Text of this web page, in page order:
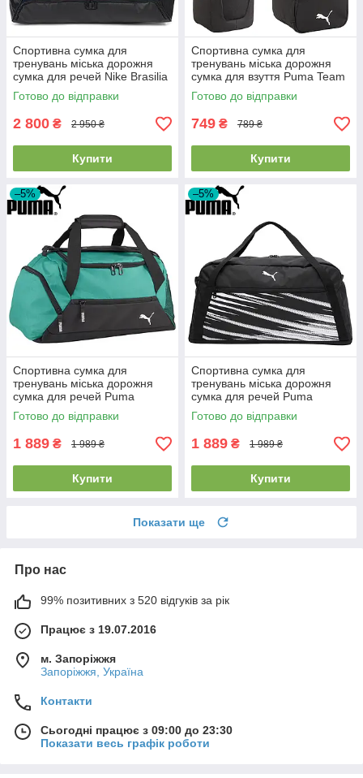
Спортивна сумка для
тренувань міська дорожня
сумка для речей Nike Brasilia
9.5 M Duffel 9.5 60L синя
Готово до відправки
2 800 ₴ 2 950 ₴
Купити
Спортивна сумка для
тренувань міська дорожня
сумка для взуття Puma Team
GOAL Shoe Bag 10L чорна
Готово до відправки
749 ₴ 789 ₴
Купити
–5%
Спортивна сумка для
тренувань міська дорожня
сумка для речей Puma
Teamgoal Teambag S 28L
зелена
Готово до відправки
1 889 ₴ 1 989 ₴
Купити
–5%
Спортивна сумка для
тренувань міська дорожня
сумка для речей Puma
Attacanto Sports Bag M 41L
чорно-біла
Готово до відправки
1 889 ₴ 1 989 ₴
Купити
Показати ще
Про нас
99% позитивних з 520 відгуків за рік
Працює з 19.07.2016
м. Запоріжжя
Запоріжжя, Україна
Контакти
Сьогодні працює з 09:00 до 23:30
Показати весь графік роботи